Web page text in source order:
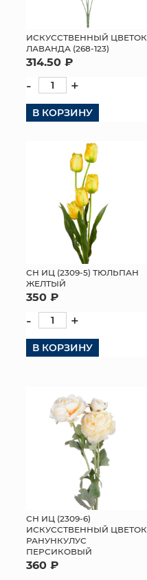
ИСКУССТВЕННЫЙ ЦВЕТОК
ЛАВАНДА (268-123)
314.50 ₽
- +
В КОРЗИНУ
СН ИЦ (2309-5) ТЮЛЬПАН
ЖЕЛТЫЙ
350 ₽
- +
В КОРЗИНУ
СН ИЦ (2309-6)
ИСКУССТВЕННЫЙ ЦВЕТОК
РАНУНКУЛУС
ПЕРСИКОВЫЙ
360 ₽